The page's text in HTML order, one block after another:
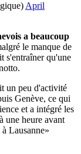
April
a beaucoup
le manque de
s'entraîner qu'une
un peu d'activité
Genève, ce qui
et a intégré les
une heure avant
Lausanne»